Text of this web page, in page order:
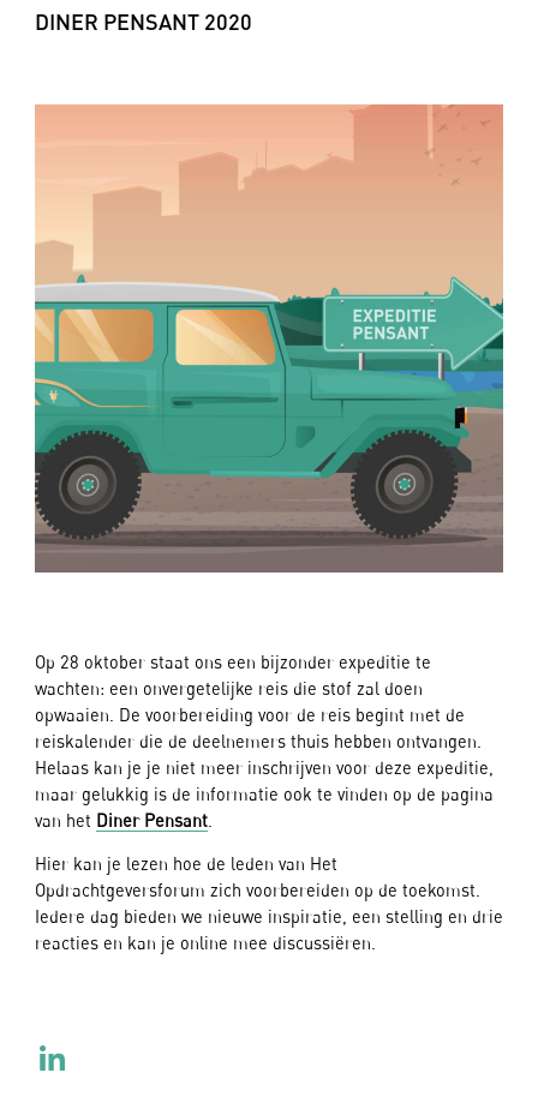
DINER PENSANT 2020
Op 28 oktober staat ons een bijzonder expeditie te
wachten: een onvergetelijke reis die stof zal doen
opwaaien. De voorbereiding voor de reis begint met de
reiskalender die de deelnemers thuis hebben ontvangen.
Helaas kan je je niet meer inschrijven voor deze expeditie,
maar gelukkig is de informatie ook te vinden op de pagina
van het Diner Pensant.
Hier kan je lezen hoe de leden van Het
Opdrachtgeversforum zich voorbereiden op de toekomst.
Iedere dag bieden we nieuwe inspiratie, een stelling en drie
reacties en kan je online mee discussiëren.